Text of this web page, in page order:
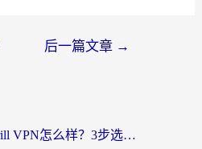
后一篇文章 →
海外党必看：Astrill VPN怎么样？3步选对回国加速器实现无缝刷剧玩游戏